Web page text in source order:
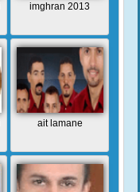
imghran 2013
ait lamane